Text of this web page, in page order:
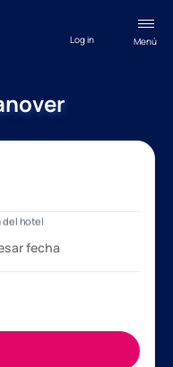
Menú
Log in